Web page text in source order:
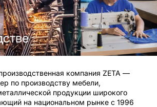
компания ZETA —
по производству мебели,
продукции широкого
на национальном рынке с 1996